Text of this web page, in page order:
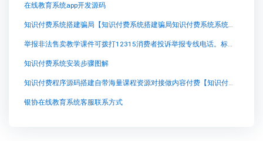
在线教育系统app开发源码
知识付费系统搭建骗局【知识付费系统搭建骗局知识付费系统系统怎么制作，知识付费系统搭建使用教程】
举报非法售卖教学课件可拨打12315消费者投诉举报专线电话。标题优化为：“举报非法售卖教学
知识付费系统安装步骤图解
知识付费程序源码搭建自带海量课程资源对接做内容付费【知识付费程序源码搭建自带海量课程资源对接做内容付费知识付费系统系统怎么制作，知识付费系统搭建使用教程】
银协在线教育系统客服联系方式